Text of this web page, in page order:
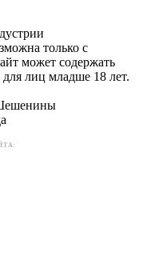
только с
может содержать
лиц младше 18 лет.